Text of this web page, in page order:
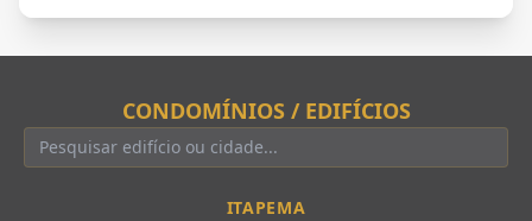
CONDOMÍNIOS / EDIFÍCIOS
ITAPEMA